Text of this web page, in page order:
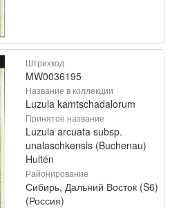
Штрихкод
MW0036195
Название в коллекции
Luzula kamtschadalorum
Принятое название
Luzula arcuata subsp.
unalaschkensis (Buchenau)
Hultén
Районирование
Сибирь, Дальний Восток (S6)
(Россия)